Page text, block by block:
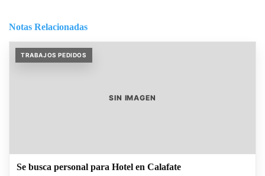
Notas Relacionadas
TRABAJOS PEDIDOS
SIN IMAGEN
Se busca personal para Hotel en Calafate